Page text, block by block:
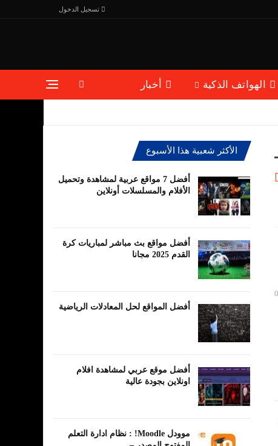
تسجيل الدخول
الهواتف الذكية أخبار
الأكثر شعبية هذا الأسبوع
أفضل 7 مواقع عربية لمشاهدة وتحميل
الأفلام والمسلسلات أونلاين
أفضل مواقع بث مباشر لمباريات كرة
القدم 2025 مجانا
أفضل المواقع لحل المعادلات الرياضية
أفضل موقع عربي لمشاهدة افلام
اونلاين بجودة عالية
موودل Moodle! : نظام ادارة التعلم